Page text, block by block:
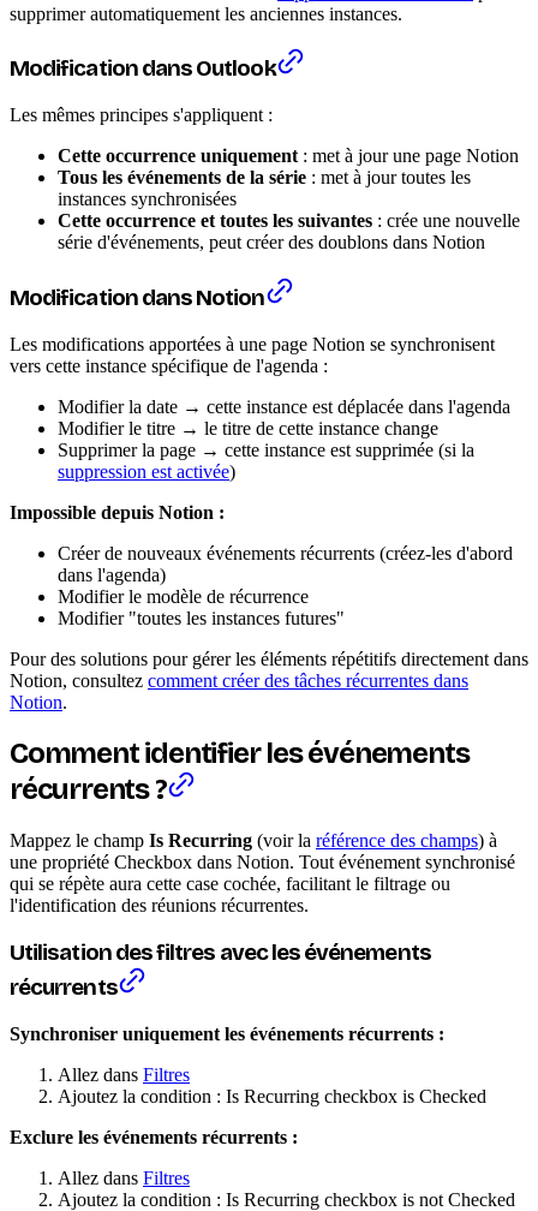
supprimer automatiquement les anciennes instances.
Modification dans Outlook
Les mêmes principes s'appliquent :
Cette occurrence uniquement : met à jour une page Notion
Tous les événements de la série : met à jour toutes les
instances synchronisées
Cette occurrence et toutes les suivantes : crée une nouvelle
série d'événements, peut créer des doublons dans Notion
Modification dans Notion
Les modifications apportées à une page Notion se synchronisent
vers cette instance spécifique de l'agenda :
Modifier la date → cette instance est déplacée dans l'agenda
Modifier le titre → le titre de cette instance change
Supprimer la page → cette instance est supprimée (si la
suppression est activée)
Impossible depuis Notion :
Créer de nouveaux événements récurrents (créez-les d'abord
dans l'agenda)
Modifier le modèle de récurrence
Modifier "toutes les instances futures"
Pour des solutions pour gérer les éléments répétitifs directement dans
Notion, consultez comment créer des tâches récurrentes dans
Notion.
Comment identifier les événements
récurrents ?
Mappez le champ Is Recurring (voir la référence des champs) à
une propriété Checkbox dans Notion. Tout événement synchronisé
qui se répète aura cette case cochée, facilitant le filtrage ou
l'identification des réunions récurrentes.
Utilisation des filtres avec les événements
récurrents
Synchroniser uniquement les événements récurrents :
Allez dans Filtres
Ajoutez la condition : Is Recurring checkbox is Checked
Exclure les événements récurrents :
Allez dans Filtres
Ajoutez la condition : Is Recurring checkbox is not Checked